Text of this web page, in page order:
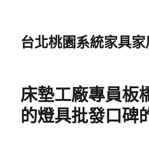
台北桃園系統家具
床墊工廠專員板
的燈具批發口碑